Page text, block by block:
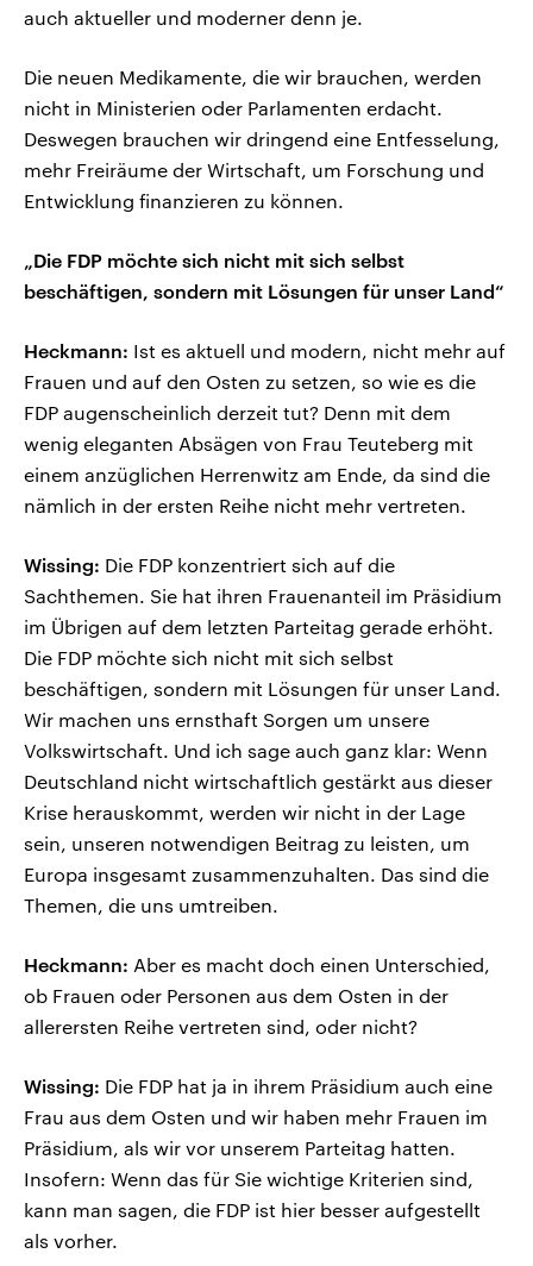
auch aktueller und moderner denn je.
Die neuen Medikamente, die wir brauchen, werden
nicht in Ministerien oder Parlamenten erdacht.
Deswegen brauchen wir dringend eine Entfesselung,
mehr Freiräume der Wirtschaft, um Forschung und
Entwicklung finanzieren zu können.
„Die FDP möchte sich nicht mit sich selbst
beschäftigen, sondern mit Lösungen für unser Land“
Heckmann: Ist es aktuell und modern, nicht mehr auf
Frauen und auf den Osten zu setzen, so wie es die
FDP augenscheinlich derzeit tut? Denn mit dem
wenig eleganten Absägen von Frau Teuteberg mit
einem anzüglichen Herrenwitz am Ende, da sind die
nämlich in der ersten Reihe nicht mehr vertreten.
Wissing: Die FDP konzentriert sich auf die
Sachthemen. Sie hat ihren Frauenanteil im Präsidium
im Übrigen auf dem letzten Parteitag gerade erhöht.
Die FDP möchte sich nicht mit sich selbst
beschäftigen, sondern mit Lösungen für unser Land.
Wir machen uns ernsthaft Sorgen um unsere
Volkswirtschaft. Und ich sage auch ganz klar: Wenn
Deutschland nicht wirtschaftlich gestärkt aus dieser
Krise herauskommt, werden wir nicht in der Lage
sein, unseren notwendigen Beitrag zu leisten, um
Europa insgesamt zusammenzuhalten. Das sind die
Themen, die uns umtreiben.
Heckmann: Aber es macht doch einen Unterschied,
ob Frauen oder Personen aus dem Osten in der
allerersten Reihe vertreten sind, oder nicht?
Wissing: Die FDP hat ja in ihrem Präsidium auch eine
Frau aus dem Osten und wir haben mehr Frauen im
Präsidium, als wir vor unserem Parteitag hatten.
Insofern: Wenn das für Sie wichtige Kriterien sind,
kann man sagen, die FDP ist hier besser aufgestellt
als vorher.